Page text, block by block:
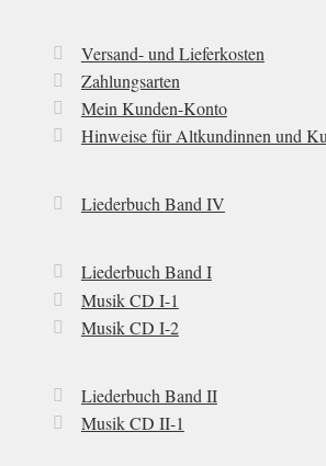
Versand- und Lieferkosten
Zahlungsarten
Mein Kunden-Konto
Hinweise für Altkundinnen und
Liederbuch Band IV
Liederbuch Band I
Musik CD I-1
Musik CD I-2
Liederbuch Band II
Musik CD II-1